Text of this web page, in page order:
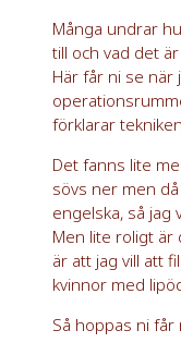
Många undrar
till och vad det
Här får ni se när
förklarar tekniken
Det fanns lite
sövs ner men
engelska, så jag
Men lite roligt är
är att jag vill att
kvinnor med
Så hoppas ni får